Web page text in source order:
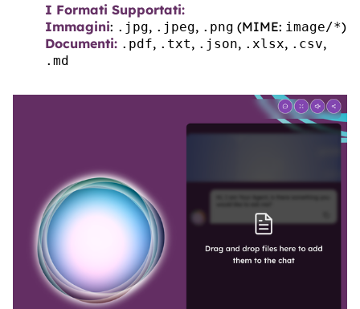
I Formati Supportati:
Immagini: .jpg, .jpeg, .png (MIME: image/*)
Documenti: .pdf, .txt, .json, .xlsx, .csv,
.md